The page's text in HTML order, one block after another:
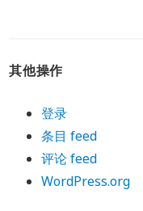
其他操作
登录
条目 feed
评论 feed
WordPress.org